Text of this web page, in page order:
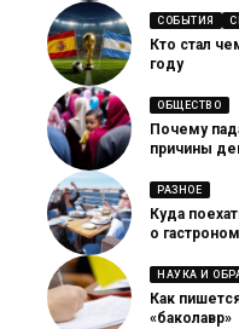
СОБЫТИЯ
Кто стал
году
ОБЩЕСТВО
Почему
причины
РАЗНОЕ
Куда
о
НАУКА И
Как
«баколавр»